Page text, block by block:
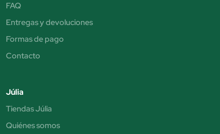
FAQ
Entregas y devoluciones
Formas de pago
Contacto
Júlia
Tiendas Júlia
Quiénes somos